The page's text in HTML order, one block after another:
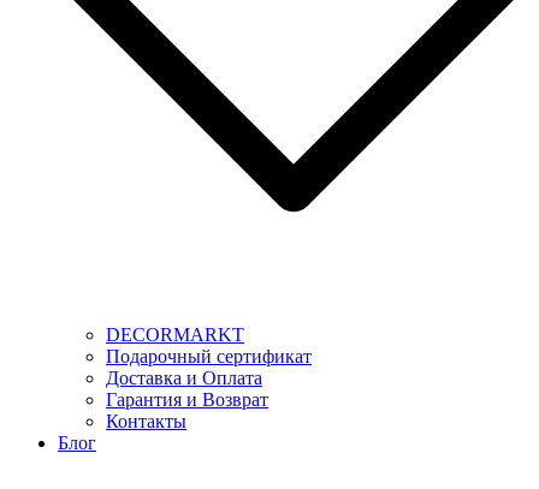
DECORMARKT
Подарочный сертификат
Доставка и Оплата
Гарантия и Возврат
Контакты
Блог